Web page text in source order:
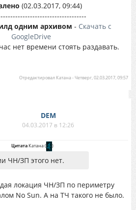
(02.03.2017, 09:44)
одним архивом - Скачать с
GoogleDrive
нет времени стоять раздавать.
Отредактировал Катана-Четверг, 02.03.2017, 09:57
DEM
04.03.2017 в 12:26
ЦитатаКатана( )
ЧН/ЗП этого нет.
локация ЧН/ЗП по периметру
No Sun. А на ТЧ такого не было.